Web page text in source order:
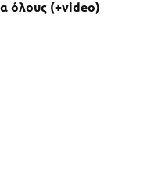
όλους (+video)